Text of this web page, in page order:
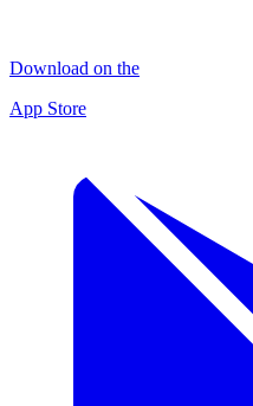
Download on the
App Store